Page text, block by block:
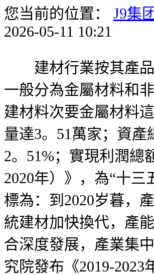
您当前的位置： J9集
2026-05-11 10:21
建材行業按其產品
一般分為金屬材料和
建材料次要金屬材料
量達3。51萬家；資產
2。51%；實現利潤總
2020年）》，為“十
標為：到2020岁暮，
統建材加快換代，產
合深度發展，產業集
究院發布《2019-